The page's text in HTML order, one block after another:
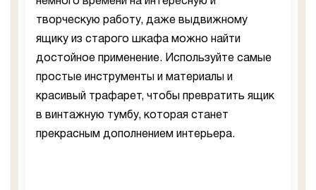
творческую работу, даже выдвижному
ящику из старого шкафа можно найти
достойное применение. Используйте самые
простые инструменты и материалы и
красивый трафарет, чтобы превратить ящик
в винтажную тумбу, которая станет
прекрасным дополнением интерьера.